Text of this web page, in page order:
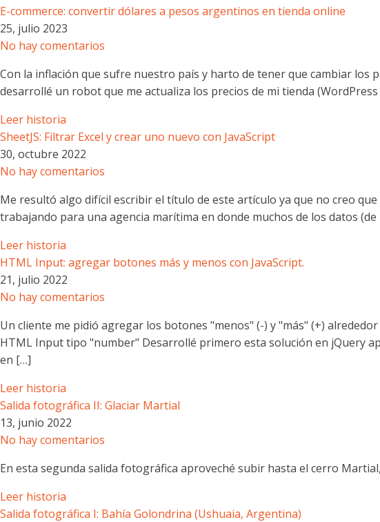
E-commerce: convertir dólares a pesos argentinos en tienda online
25, julio 2023
No hay comentarios
Con la inflación que sufre nuestro país y harto de tener que cambiar los
desarrollé un robot que me actualiza los precios de mi tienda
Leer historia
SheetJS: Filtrar Excel y crear uno nuevo con JavaScript
30, octubre 2022
No hay comentarios
Me resultó algo difícil escribir el título de este artículo ya que no creo
trabajando para una agencia marítima en donde muchos de los datos
Leer historia
HTML Input: agregar botones más y menos con JavaScript.
21, julio 2022
No hay comentarios
Un cliente me pidió agregar los botones "menos" (-) y "más" (+)
HTML Input tipo "number" Desarrollé primero esta solución en jQuery
en […]
Leer historia
Salida fotográfica II: Glaciar Martial
13, junio 2022
No hay comentarios
En esta segunda salida fotográfica aproveché subir hasta el cerro
Leer historia
Salida fotográfica I: Bahía Golondrina (Ushuaia, Argentina)